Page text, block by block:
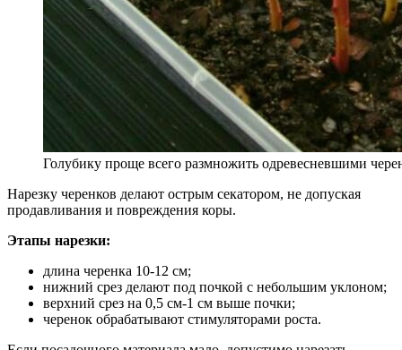
Голубику проще всего размножить одревесневшими
Нарезку черенков делают острым секатором, не допуская
продавливания и повреждения коры.
Этапы нарезки:
длина черенка 10-12 см;
нижний срез делают под почкой с небольшим уклоном;
верхний срез на 0,5 см-1 см выше почки;
черенок обрабатывают стимуляторами роста.